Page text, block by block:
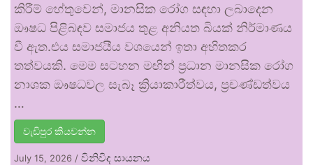
කිරීම් හේතුවෙන්, මානසික රෝග සඳහා ලබාදෙන
ඖෂධ පිළිබඳව සමාජය තුළ අනියත බියක් නිර්මාණය
වී ඇත.එය සමාජයීය වශයෙන් ඉතා අහිතකර
තත්වයකි. මෙම සටහන මඟින් ප්‍රධාන මානසික රෝග
නාශක ඖෂධවල සැබෑ ක්‍රියාකාරීත්වය, ප්‍රචණ්ඩත්වය
…
වැඩිපුර කියවන්න
July 15, 2026 / විනිවිද සායනය